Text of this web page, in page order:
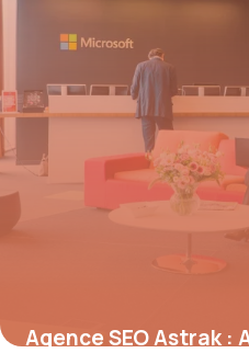
Agence SEO Astrak :